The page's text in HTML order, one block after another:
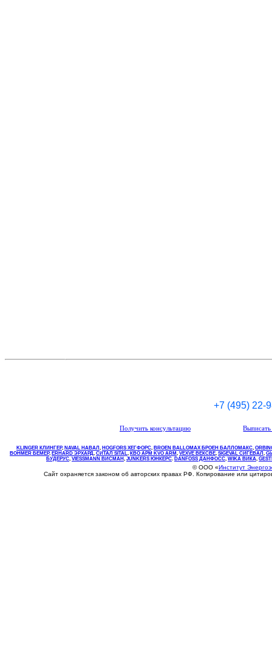
+7 (495) 22-
Получить консультацию
KLINGER КЛИНГЕР, NAVAL НАВАЛ , НOGFORS ХЕГФОРС, BROEN BALLOMAX БРОЕН БАЛЛОМАКС,
BOHMER БЕМЕР, ERHARD ЭРХАРД, СИТАЛ SITAL, КВО АРМ KVO ARM, VEXVE ВЕКСВЕ, SIGEVAL СИГЕВАЛ ,
БУДЕРУС, VIESSMANN ВИСМАН , JUNKERS ЮНКЕРС. DANFOSS ДАНФОСС, WIKA ВИКА,
© ООО «Институт
Сайт охраняется законом об авторских правах РФ. Копирование или